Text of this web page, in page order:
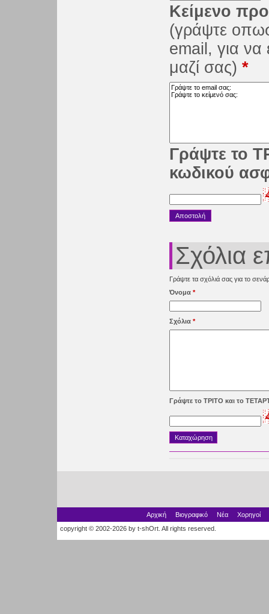
Κείμενο
(γράψτε
email, για να
μαζί σας) *
Γράψτε το
κωδικού
Σχόλια
Γράψτε τα σχόλιά σας για το
Όνομα *
Σχόλια *
Γράψτε το ΤΡΙΤΟ και το
Αρχική Βιογραφικό Νέα
Χορηγοί
copyright © 2002-2026 by t-shOrt. All rights reserved.